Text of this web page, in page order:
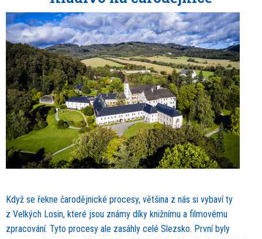
Když se řekne čarodějnické procesy, většina z nás si vybaví ty
z Velkých Losin, které jsou známy díky knižnímu a filmovému
zpracování. Tyto procesy ale zasáhly celé Slezsko. První byly